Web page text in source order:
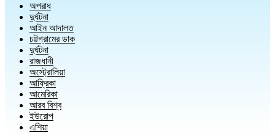
অপরাধ
দুর্ঘটনা
আইন আদালত
চট্টগ্রামের ডাক
দুর্ঘটনা
রাজধানী
অস্ট্রোলিয়া
আফ্রিকা
আমেরিকা
আরব বিশ্ব
ইউরোপ
এশিয়া